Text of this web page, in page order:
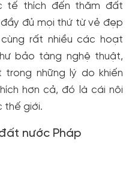
tế thích đến thăm đất
đủ mọi thứ từ vẻ đẹp
rất nhiều các hoạt
bảo tàng nghệ thuật,
những lý do khiến
hơn cả, đó là cái nôi
thế giới.
nước Pháp